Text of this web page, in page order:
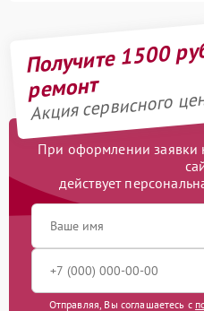
Получите 1500
ремонт
Акция сервисного
При оформлении заявки
действует
Отправляя, Вы соглашаетесь с